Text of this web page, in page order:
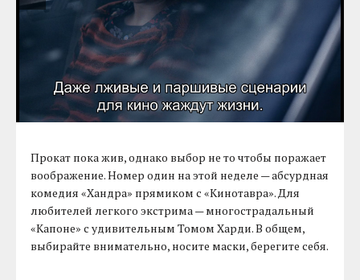
Прокат пока жив, однако выбор не то чтобы поражает
воображение. Номер один на этой неделе — абсурдная
комедия «Хандра» прямиком с «Кинотавра». Для
любителей легкого экстрима — многострадальный
«Капоне» с удивительным Томом Харди. В общем,
выбирайте внимательно, носите маски, берегите себя.